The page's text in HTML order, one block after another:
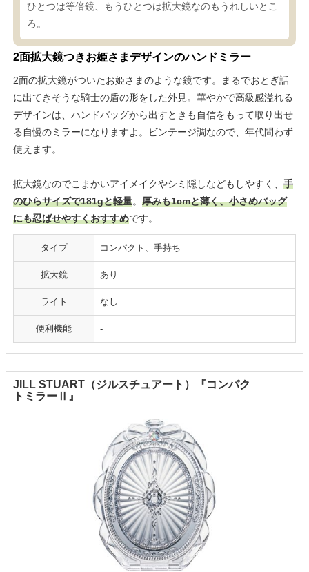
ひとつは等倍鏡、もうひとつは拡大鏡なのもうれしいとこ
ろ。
2面拡大鏡つきお姫さまデザインのハンドミラー
2面の拡大鏡がついたお姫さまのような鏡です。まるでおとぎ話
に出てきそうな騎士の盾の形をした外見。華やかで高級感溢れる
デザインは、ハンドバッグから出すときも自信をもって取り出せ
る自慢のミラーになりますよ。ビンテージ調なので、年代問わず
使えます。
拡大鏡なのでこまかいアイメイクやシミ隠しなどもしやすく、 手
のひらサイズで181gと軽量。 厚みも1cmと薄く、小さめバッグ
にも忍ばせやすくおすすめです。
タイプ コンパクト、手持ち
拡大鏡 あり
ライト なし
便利機能 -
JILL STUART（ジルスチュアート）『コンパク
トミラーⅡ』